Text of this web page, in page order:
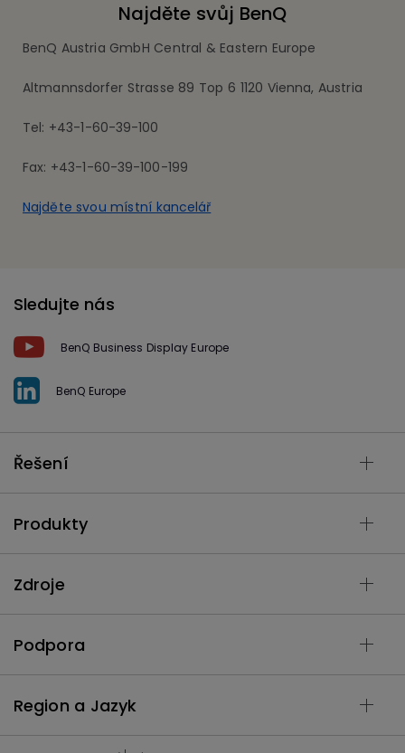
Najděte svůj BenQ
BenQ Austria GmbH Central & Eastern Europe
Altmannsdorfer Strasse 89 Top 6 1120 Vienna, Austria
Tel: +43-1-60-39-100
Fax: +43-1-60-39-100-199
Najděte svou místní kancelář
Sledujte nás
BenQ Business Display Europe
BenQ Europe
Řešení
Produkty
Zdroje
Podpora
Region a Jazyk